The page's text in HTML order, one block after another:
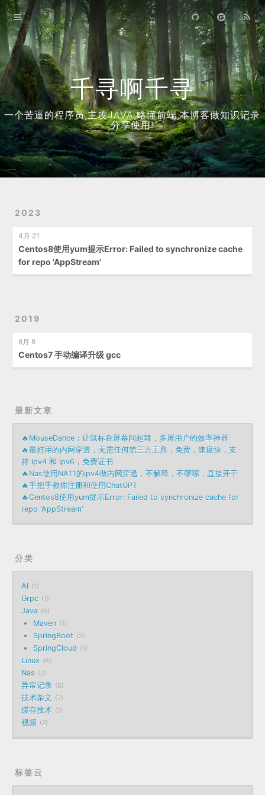
千寻啊千寻
一个苦逼的程序员,主攻JAVA,略懂前端,本博客做知识记录
分享使用!
2023
4月 21
Centos8使用yum提示Error: Failed to synchronize cache
for repo 'AppStream'
2019
8月 8
Centos7 手动编译升级 gcc
最新文章
🔥MouseDance：让鼠标在屏幕间起舞，多屏用户的效率神器
🔥最好用的内网穿透，无需任何第三方工具，免费，速度快，支
持 ipv4 和 ipv6，免费证书
🔥Nas使用NAT1的ipv4做内网穿透，不解释，不啰嗦，直接开干
🔥手把手教你注册和使用ChatGPT
🔥Centos8使用yum提示Error: Failed to synchronize cache for
repo 'AppStream'
分类
AI 1
Grpc 1
Java 6
Maven 1
SpringBoot 3
SpringCloud 1
Linux 6
Nas 2
异常记录 6
技术杂文 7
缓存技术 1
视频 2
标签云
首页
归档
关于